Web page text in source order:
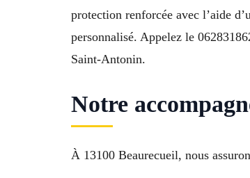
protection renforcée avec l’aide
personnalisé. Appelez le
Saint-Antonin.
Notre
À 13100 Beaurecueil, nous